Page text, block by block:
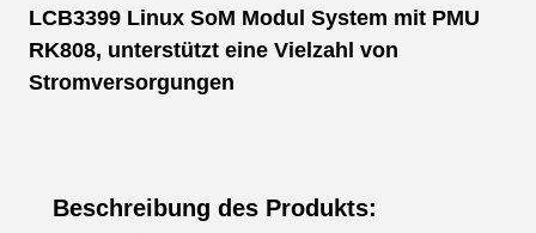
LCB3399 Linux SoM Modul System mit PMU
RK808, unterstützt eine Vielzahl von
Stromversorgungen
Beschreibung des Produkts: